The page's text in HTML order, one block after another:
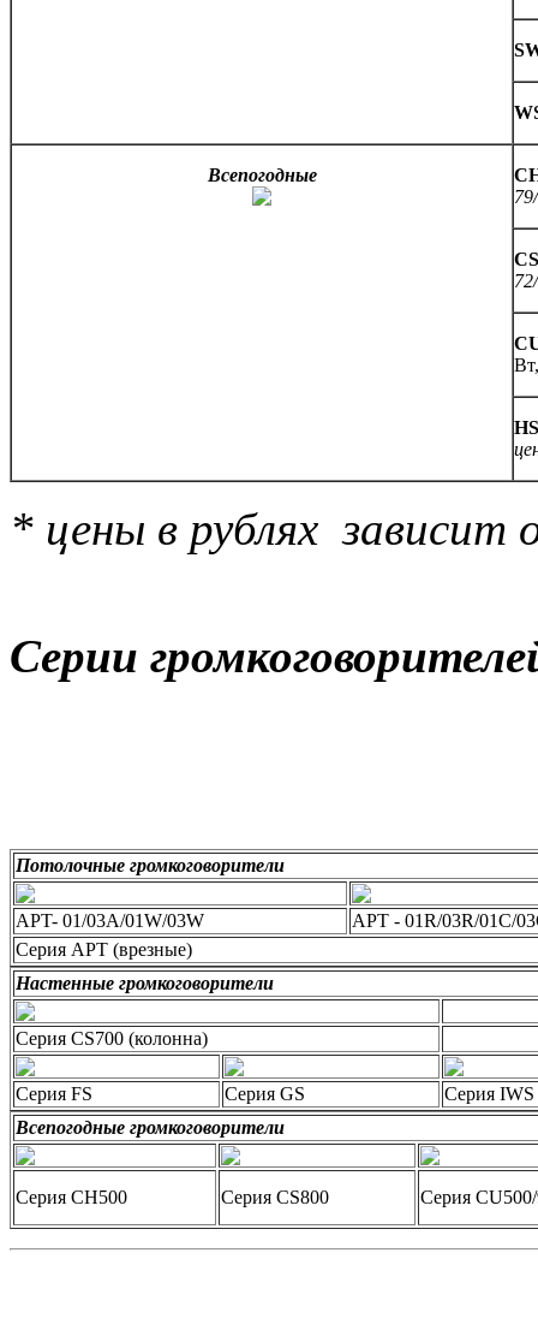
Всепогодные
* цены в рублях зависит
Серии
Потолочные громкоговорители
APT- 01/03A/01W/03W
APT - 01R/03R/01C/
Серия APT (врезные)
Настенные громкоговорители
Серия CS700 (колонна)
Серия FS Серия GS
Серия IWS
Всепогодные громкоговорители
Серия CH500 Серия CS800 Серия